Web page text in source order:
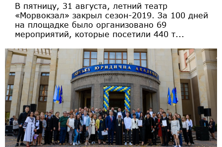
В пятницу, 31 августа, летний театр
«Морвокзал» закрыл сезон-2019. За 100 дней
на площадке было организовано 69
мероприятий, которые посетили 440 т...